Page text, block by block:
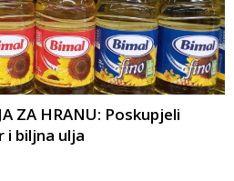
ZA HRANU: Poskupjeli
i biljna ulja